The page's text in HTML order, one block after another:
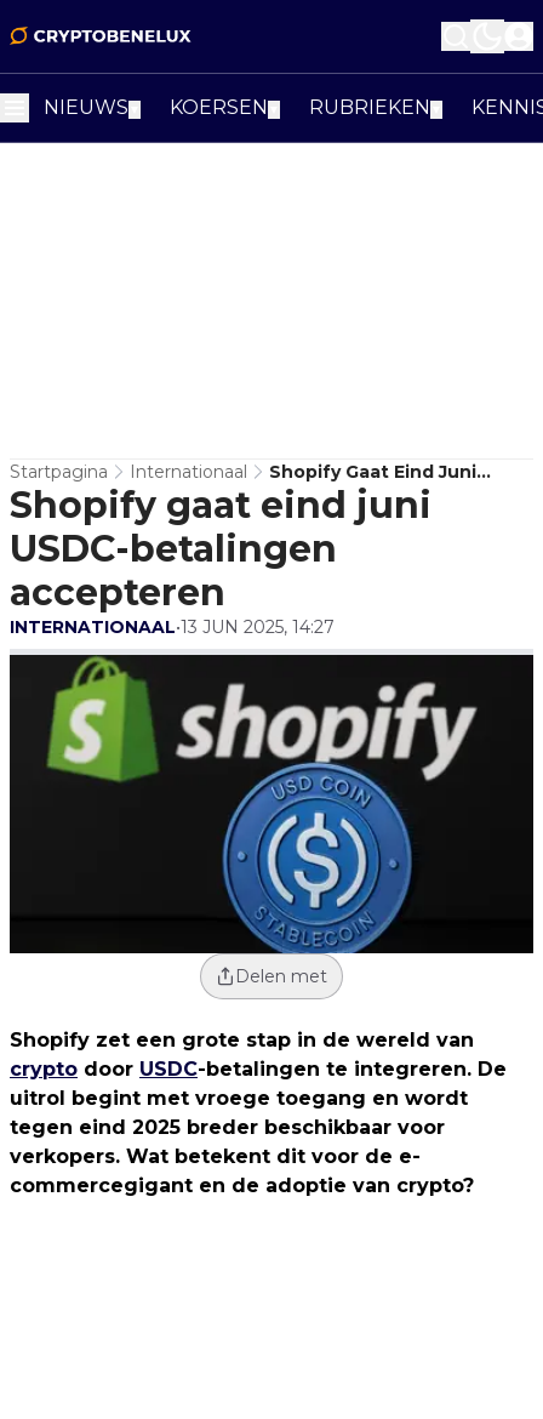
NIEUWS KOERSEN RUBRIEKEN
Startpagina Internationaal
Shopify Gaat Eind Juni
USDC-Betalingen
Accepteren
Shopify gaat eind juni
USDC-betalingen
accepteren
INTERNATIONAAL•13 JUN 2025, 14:27
Delen met
Shopify zet een grote stap in de wereld van
crypto door USDC-betalingen te integreren. De
uitrol begint met vroege toegang en wordt
tegen eind 2025 breder beschikbaar voor
verkopers. Wat betekent dit voor de e-
commercegigant en de adoptie van crypto?